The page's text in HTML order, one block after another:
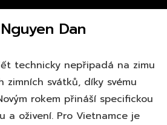
Dan
technicky nepřipadá na zimu
zimních svátků, díky svému
rokem přináší specifickou
a oživení. Pro Vietnamce je